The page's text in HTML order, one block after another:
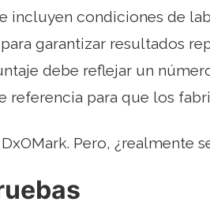
incluyen condiciones de
garantizar resultados
debe reflejar un
para que los
Pero, ¿realmente